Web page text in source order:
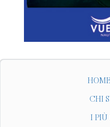
CHI
I PIÙ